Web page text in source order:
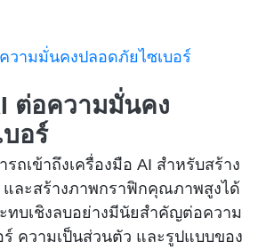
ต่อความมั่นคง
อร์
ถเข้าถึงเครื่องมือ AI สำหรับสร้าง
และสร้างภาพกราฟิกคุณภาพสูงได้
ทบเชิงลบอย่างมีนัยสำคัญต่อความ
ความเป็นส่วนตัว และรูปแบบของ